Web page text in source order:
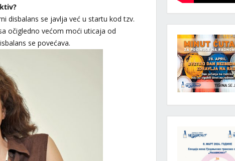
disbalans se javlja već u startu kod tzv.
očigledno većom moći uticaja od
se povećava.